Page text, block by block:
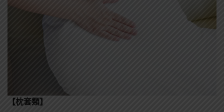
【枕套類】